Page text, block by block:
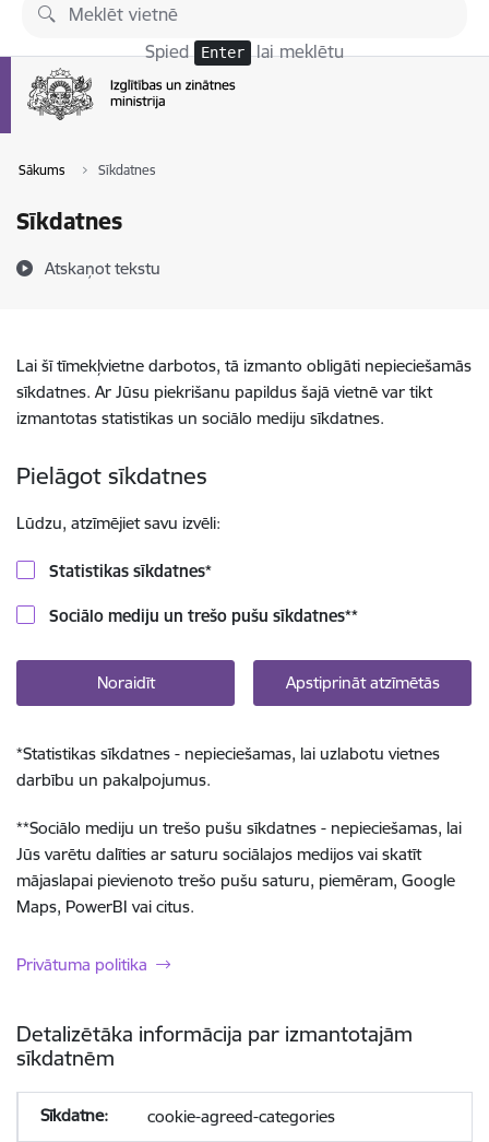
Pāriet uz lapas saturu
Spied Enter lai meklētu
Sākums Sīkdatnes
Sīkdatnes
Atskaņot tekstu
Lai šī tīmekļvietne darbotos, tā izmanto obligāti nepieciešamās
sīkdatnes. Ar Jūsu piekrišanu papildus šajā vietnē var tikt
izmantotas statistikas un sociālo mediju sīkdatnes.
Pielāgot sīkdatnes
Lūdzu, atzīmējiet savu izvēli:
Statistikas sīkdatnes*
Sociālo mediju un trešo pušu sīkdatnes**
Noraidīt Apstiprināt atzīmētās
*Statistikas sīkdatnes - nepieciešamas, lai uzlabotu vietnes
darbību un pakalpojumus.
**Sociālo mediju un trešo pušu sīkdatnes - nepieciešamas, lai
Jūs varētu dalīties ar saturu sociālajos medijos vai skatīt
mājaslapai pievienoto trešo pušu saturu, piemēram, Google
Maps, PowerBI vai citus.
Privātuma politika
Detalizētāka informācija par izmantotajām
sīkdatnēm
cookie-agreed-categories